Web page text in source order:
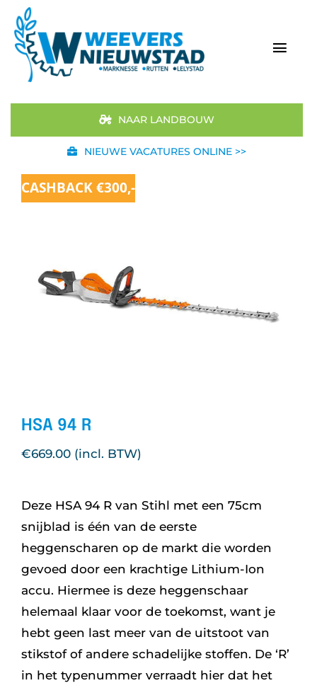
naar
inhoud
Aanbod
Merken
Werkplaats
NAAR LANDBOUW
NIEUWE VACATURES ONLINE >>
CASHBACK €300,-
HSA 94 R
€669.00
Deze HSA 94 R van Stihl met een 75cm
snijblad is één van de eerste
heggenscharen op de markt die worden
gevoed door een krachtige Lithium-Ion
accu. Hiermee is deze heggenschaar
helemaal klaar voor de toekomst, want je
hebt geen last meer van de uitstoot van
stikstof of andere schadelijke stoffen. De ‘R’
in het typenummer verraadt hier dat het